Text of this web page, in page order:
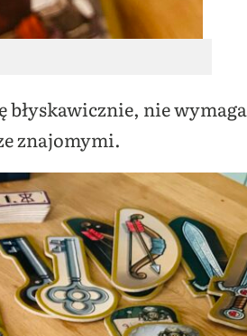
błyskawicznie, nie wymaga
znajomymi.